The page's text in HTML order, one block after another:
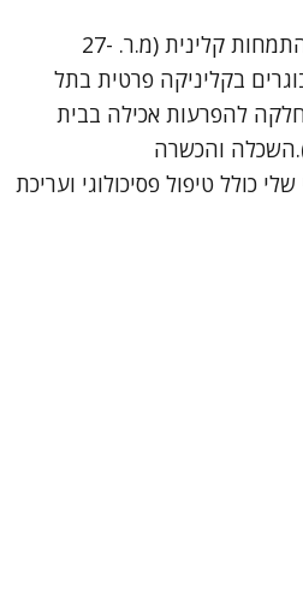
שמי נגה רז, פסיכולוגית בהתמחות קלינית (מ.ר. 27-
בקליניקה פרטית בתל
להפרעות אכילה בבית
והכשרה
כולל טיפול פסיכולוגי ועריכת